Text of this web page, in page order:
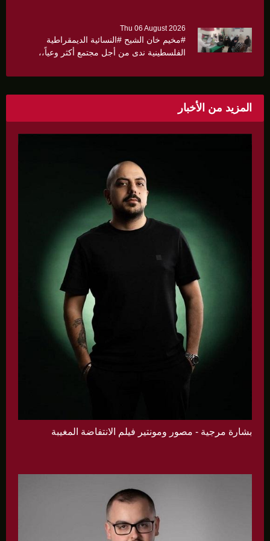
Thu 06 August 2026
#مخيم خان الشيح #النسائية الديمقراطية
الفلسطينية ندى من أجل مجتمع أكثر وعياً،،
بروشورات توعوية على سيدات الحي.
المزيد من الأخبار
بشارة مرجية - مصور ومونتير فيلم الانتفاضة المغيبة